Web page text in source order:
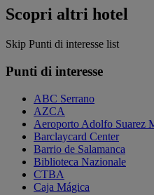
Scopri altri hotel
Skip Punti di interesse list
Punti di interesse
ABC Serrano
AZCA
Aeroporto Adolfo Suarez
Barclaycard Center
Barrio de Salamanca
Biblioteca Nazionale
CTBA
Caja Mágica